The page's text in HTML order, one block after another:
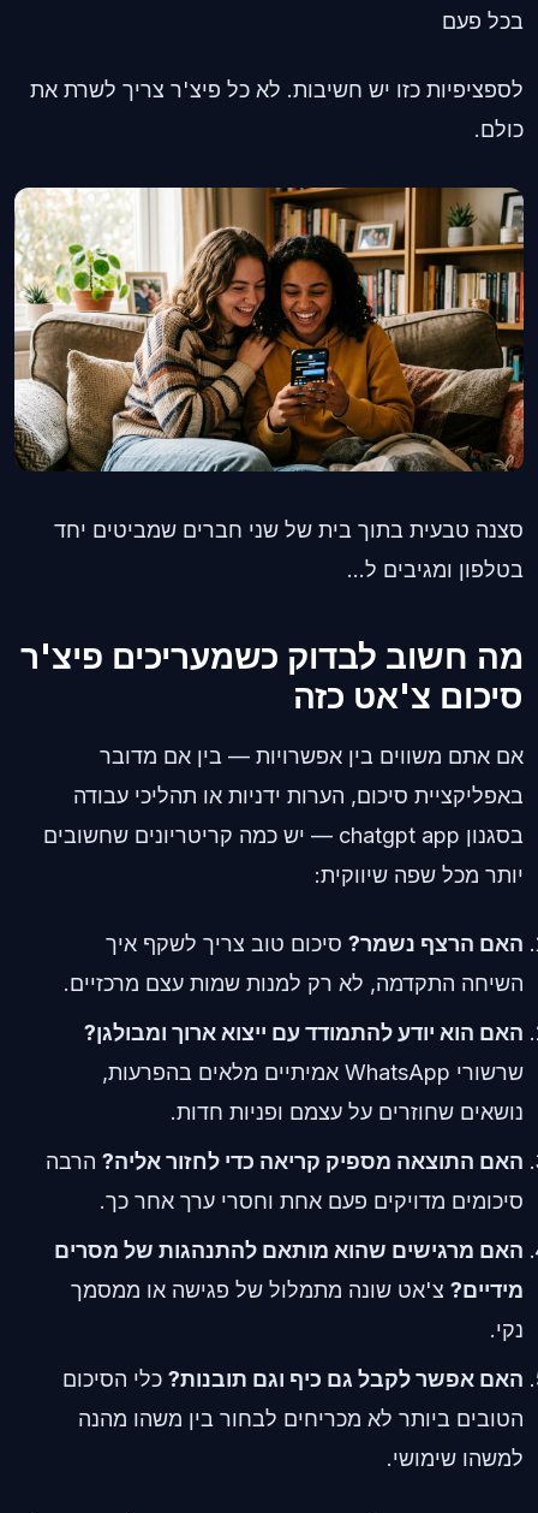
בכל פעם
לספציפיות כזו יש חשיבות. לא כל פיצ'ר צריך לשרת את
כולם.
סצנה טבעית בתוך בית של שני חברים שמביטים יחד
בטלפון ומגיבים ל...
מה חשוב לבדוק כשמעריכים פיצ'ר
סיכום צ'אט כזה
אם אתם משווים בין אפשרויות — בין אם מדובר
באפליקציית סיכום, הערות ידניות או תהליכי עבודה
בסגנון chatgpt app — יש כמה קריטריונים שחשובים
יותר מכל שפה שיווקית:
האם הרצף נשמר? סיכום טוב צריך לשקף איך
השיחה התקדמה, לא רק למנות שמות עצם מרכזיים.
האם הוא יודע להתמודד עם ייצוא ארוך ומבולגן?
שרשורי WhatsApp אמיתיים מלאים בהפרעות,
נושאים שחוזרים על עצמם ופניות חדות.
האם התוצאה מספיק קריאה כדי לחזור אליה? הרבה
סיכומים מדויקים פעם אחת וחסרי ערך אחר כך.
האם מרגישים שהוא מותאם להתנהגות של מסרים
מידיים? צ'אט שונה מתמלול של פגישה או ממסמך
נקי.
האם אפשר לקבל גם כיף וגם תובנות? כלי הסיכום
הטובים ביותר לא מכריחים לבחור בין משהו מהנה
למשהו שימושי.